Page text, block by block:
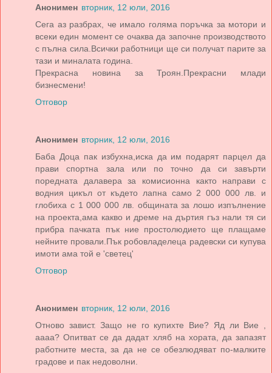
Анонимен вторник, 12 юли, 2016
Сега аз разбрах, че имало голяма поръчка за мотори и
всеки един момент се очаква да започне производството
с пълна сила.Всички работници ще си получат парите за
тази и миналата година.
Прекрасна новина за Троян.Прекрасни млади
бизнесмени!
Отговор
Анонимен вторник, 12 юли, 2016
Баба Доца пак избухна,иска да им подарят парцел да
прави спортна зала или по точно да си завърти
поредната далавера за комисионна както направи с
водния цикъл от където лапна само 2 000 000 лв. и
глобиха с 1 000 000 лв. общината за лошо изпълнение
на проекта,ама какво и дреме на дъртия гъз нали тя си
прибра пачката пък ние простолюдието ще плащаме
нейните провали.Пък робовладелеца радевски си купува
имоти ама той е 'светец'
Отговор
Анонимен вторник, 12 юли, 2016
Отново завист. Защо не го купихте Вие? Яд ли Вие ,
аааа? Опитват се да дадат хляб на хората, да запазят
работните места, за да не се обезлюдяват по-малките
градове и пак недоволни.